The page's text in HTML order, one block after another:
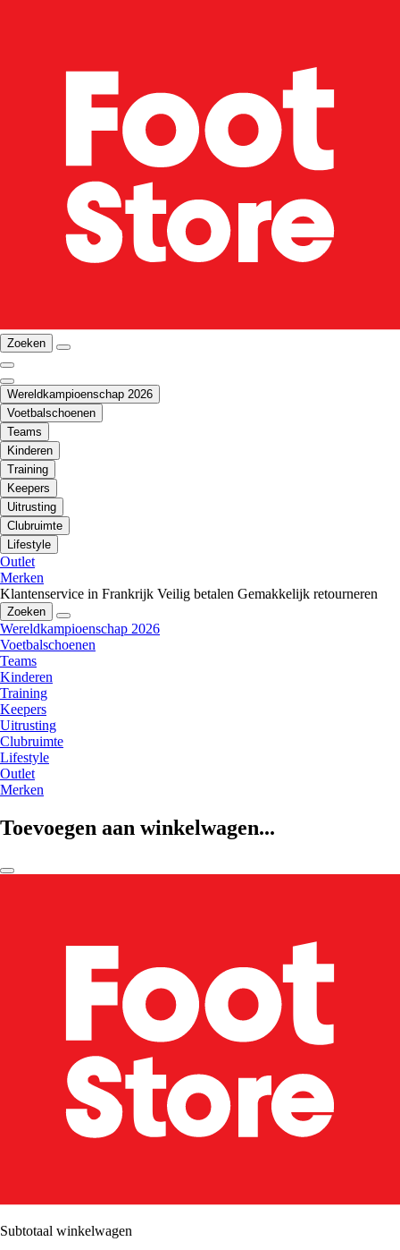
Zoeken
Wereldkampioenschap 2026
Voetbalschoenen
Teams
Kinderen
Training
Keepers
Uitrusting
Clubruimte
Lifestyle
Outlet
Merken
Klantenservice in Frankrijk Veilig betalen Gemakkelijk retourneren
Zoeken
Wereldkampioenschap 2026
Voetbalschoenen
Teams
Kinderen
Training
Keepers
Uitrusting
Clubruimte
Lifestyle
Outlet
Merken
Toevoegen aan winkelwagen...
Subtotaal winkelwagen